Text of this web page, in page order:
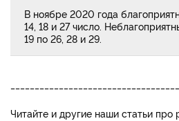
В ноябре 2020 года
14, 18 и 27 число.
19 по 26, 28 и 29.
Читайте и другие наши статьи про